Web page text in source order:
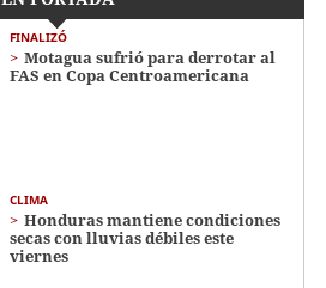
FINALIZÓ
Motagua sufrió para derrotar al
FAS en Copa Centroamericana
CLIMA
Honduras mantiene condiciones
secas con lluvias débiles este
viernes